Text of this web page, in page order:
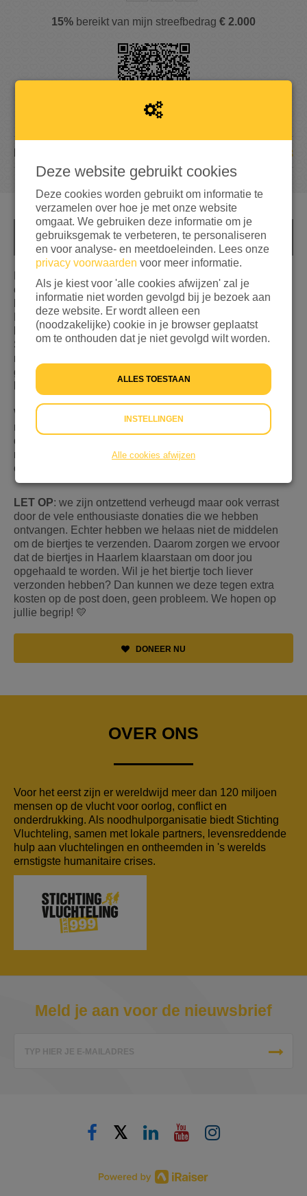
15% bereikt van mijn streefbedrag € 2.000
18
INFO
op de vlucht zijn voor oorlog en geweld. We móeten
helpen, we moeten íets doen! Daarom gaan we - Stijf,
Pim en Robbie - in deWeek van de Vluchteling
brouwen en de volledige opbrengst doneren aan
Stichting Vluchteling. Voor minimaal €10 (meer mag
natuurlijk ook!) ontvang je niet alleen een eigen
gebrouwen biertje, maar ik draag je óók bij aan
levensreddende noodhulp. Help je mee?
Wil je na jouw donatie het biertje ontvangen? Stuur dan
na jouw donatie een mailtje naar
deknutselaerij@gmail.com en vermeld daarbij: jouw
naam en jouw e-mailadres. Dan nemen we contact met je
op zodra het biertje klaar voor je staat.
LET OP: we zijn ontzettend verheugd maar ook verrast
door de vele enthousiaste donaties die we hebben
ontvangen. Echter hebben we helaas niet de middelen
om de biertjes te verzenden. Daarom zorgen we ervoor
dat de biertjes in Haarlem klaarstaan om door jou
opgehaald te worden. Wil je het biertje toch liever
verzonden hebben? Dan kunnen we deze tegen extra
kosten op de post doen, geen probleem. We hopen op
jullie begrip! 💛
DONEER NU
OVER ONS
Voor het eerst zijn er wereldwijd meer dan 120 miljoen
mensen op de vlucht voor oorlog, conflict en
onderdrukking. Als noodhulporganisatie biedt Stichting
Vluchteling, samen met lokale partners, levensreddende
hulp aan vluchtelingen en ontheemden in 's werelds
ernstigste humanitaire crises.
Meld je aan voor de nieuwsbrief
TYP HIER JE E-MAILADRES
𝕏
Deze website gebruikt cookies
Deze cookies worden gebruikt om informatie te
verzamelen over hoe je met onze website
omgaat. We gebruiken deze informatie om je
gebruiksgemak te verbeteren, te personaliseren
en voor analyse- en meetdoeleinden. Lees onze
privacy voorwaarden voor meer informatie.
Als je kiest voor 'alle cookies afwijzen' zal je
informatie niet worden gevolgd bij je bezoek aan
deze website. Er wordt alleen een
(noodzakelijke) cookie in je browser geplaatst
om te onthouden dat je niet gevolgd wilt worden.
ALLES TOESTAAN
INSTELLINGEN
Alle cookies afwijzen